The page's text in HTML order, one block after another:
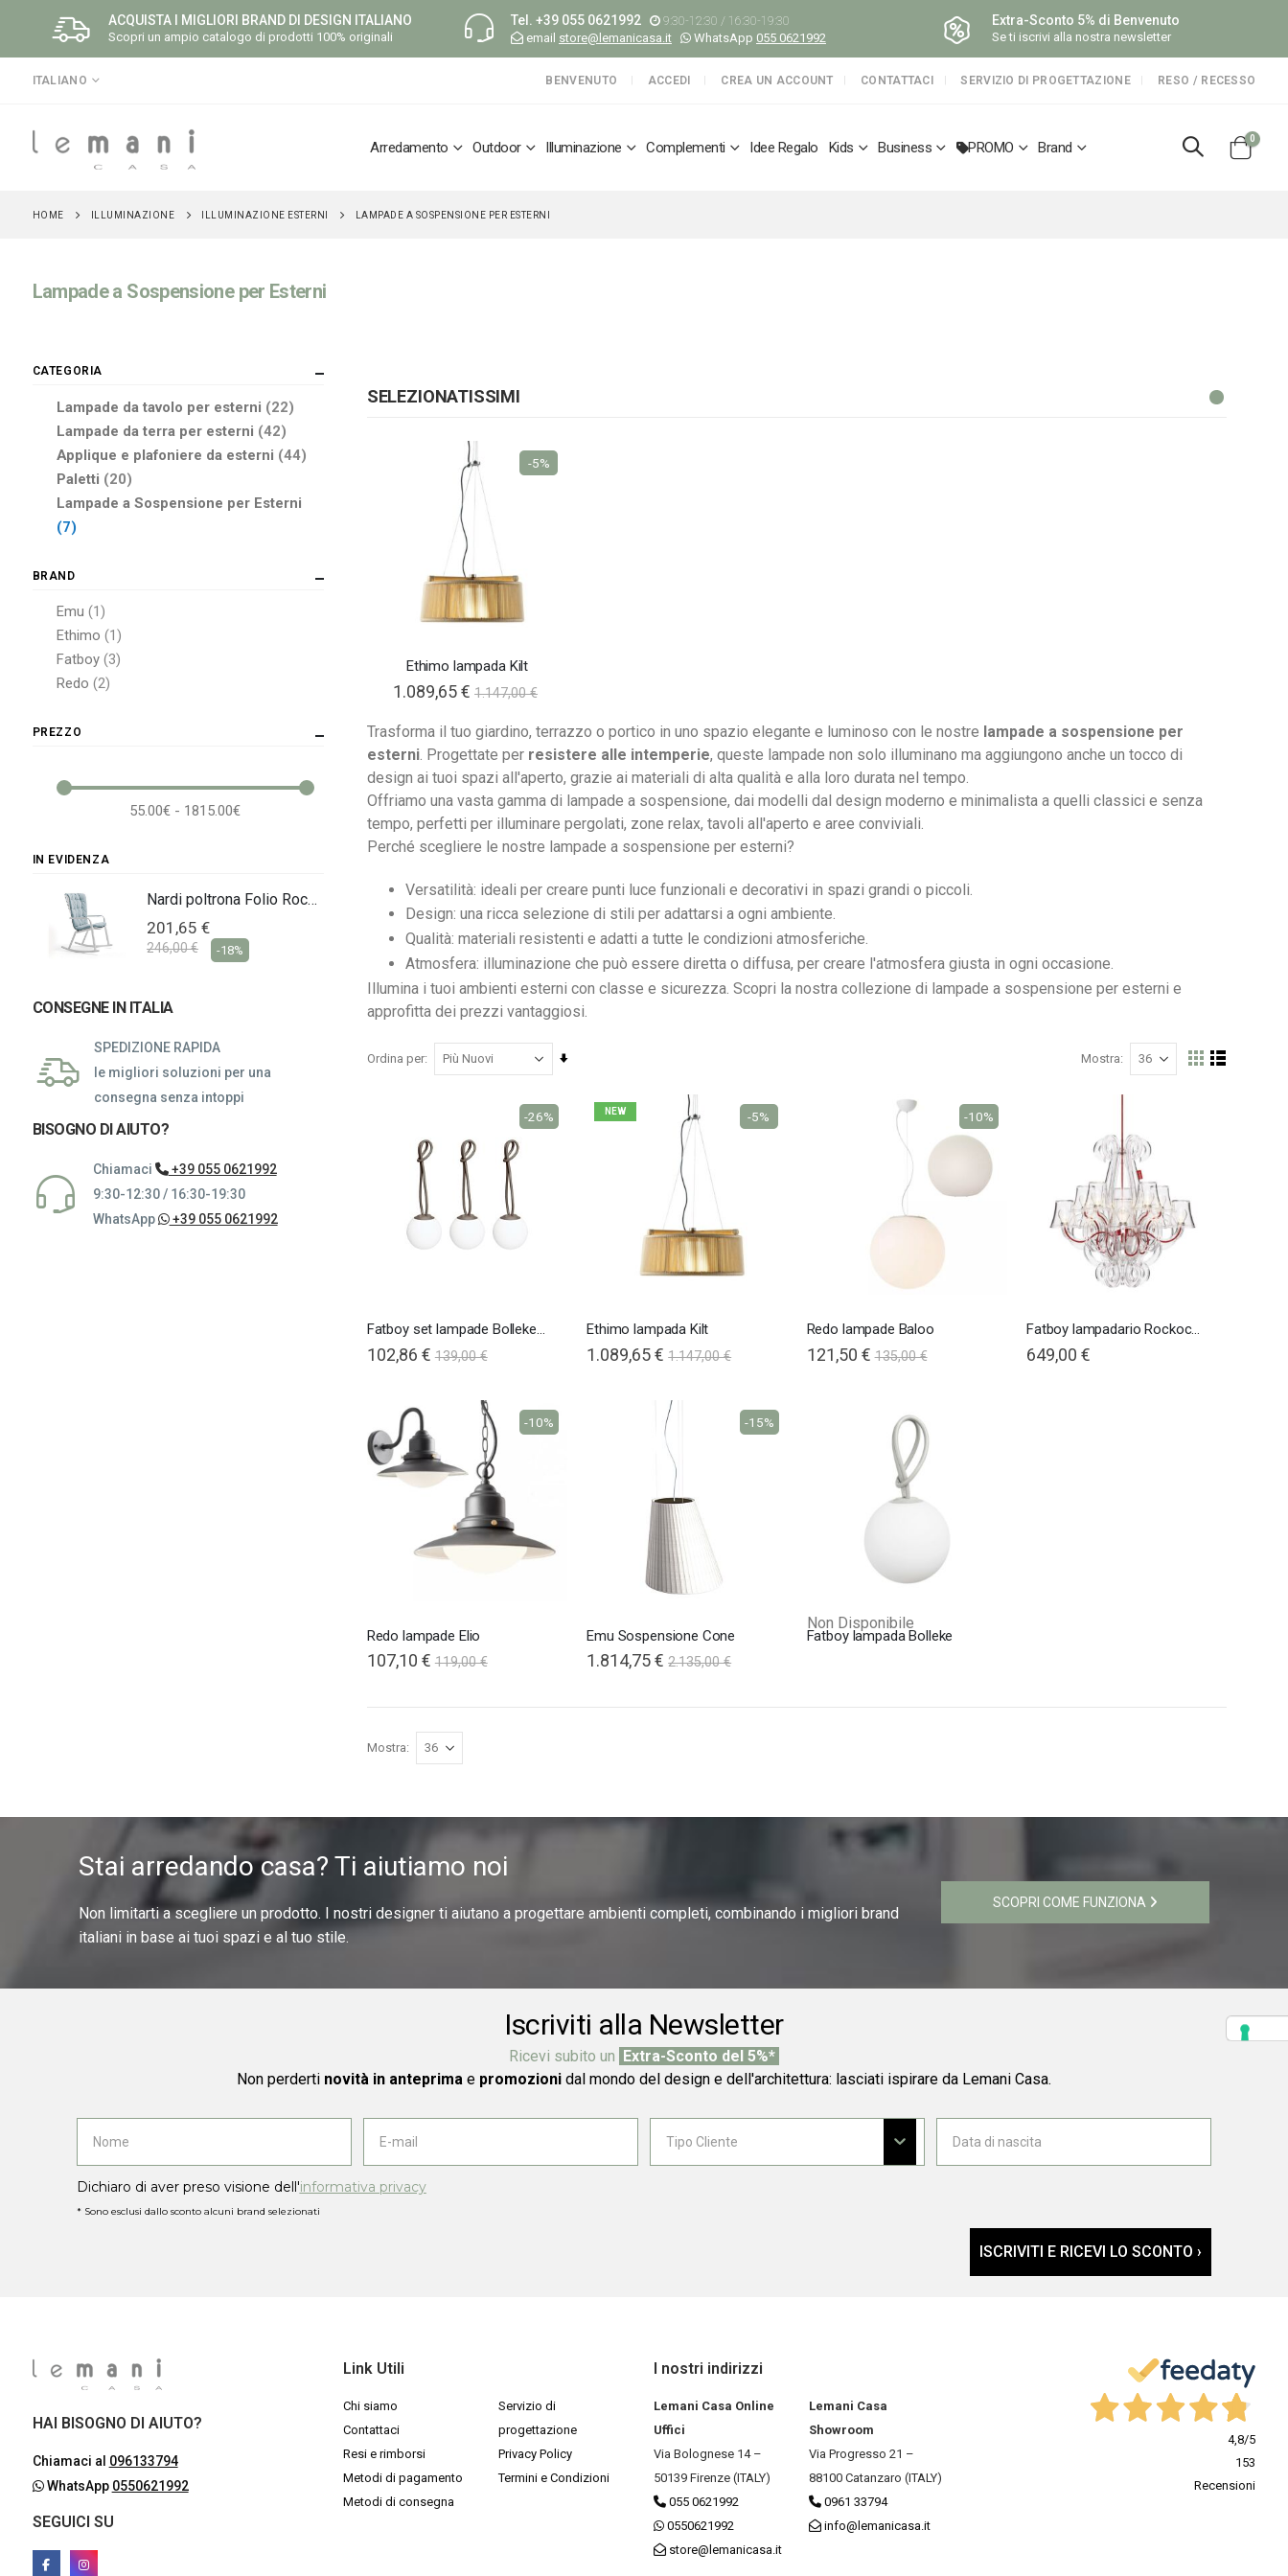
ACQUISTA I MIGLIORI BRAND DI DESIGN ITALIANO
Scopri un ampio catalogo di prodotti 100% originali
Tel. +39 055 0621992
9:30-12:30 / 16:30-19:30
email store@lemanicasa.it WhatsApp 055 0621992
Extra-Sconto 5% di Benvenuto
Se ti iscrivi alla nostra newsletter
LINGUA
ITALIANO BENVENUTO ACCEDI CREA UN ACCOUNT CONTATTACI SERVIZIO DI PROGETTAZIONE RESO / RECESSO
Arredamento Outdoor Illuminazione Complementi Idee Regalo Kids Business PROMO Brand
Cart
0
HOME ILLUMINAZIONE ILLUMINAZIONE ESTERNI LAMPADE A SOSPENSIONE PER ESTERNI
Lampade a Sospensione per Esterni
SELEZIONATISSIMI
Ethimo lampada Kilt
1.089,65 € 1.147,00 €
-5%
Trasforma il tuo giardino, terrazzo o portico in uno spazio elegante e luminoso con le nostre lampade a sospensione per
esterni. Progettate perresistere alle intemperie, queste lampade non solo illuminano ma aggiungono anche un tocco di
design ai tuoi spazi all'aperto, grazie ai materiali di alta qualità e alla loro durata nel tempo.
Offriamo una vasta gamma di lampade a sospensione, dai modelli dal design moderno e minimalista a quelli classici e senza
tempo, perfetti per illuminare pergolati, zone relax, tavoli all'aperto e aree conviviali.
Perché scegliere le nostre lampade a sospensione per esterni?
Versatilità: ideali per creare punti luce funzionali e decorativi in spazi grandi o piccoli.
Design: una ricca selezione di stili per adattarsi a ogni ambiente.
Qualità: materiali resistenti e adatti a tutte le condizioni atmosferiche.
Atmosfera: illuminazione che può essere diretta o diffusa, per creare l'atmosfera giusta in ogni occasione.
Illumina i tuoi ambienti esterni con classe e sicurezza. Scopri la nostra collezione di lampade a sospensione per esterni e
approfitta dei prezzi vantaggiosi.
Ordina per
Imposta
direzione
Mostra
Mostra
Fatboy set lampade Bolleke mini
102,86 € 139,00 €
-26% NEW
Ethimo lampada Kilt
1.089,65 € 1.147,00 €
-5%
Redo lampade Baloo
121,50 € 135,00 €
-10%
Fatboy lampadario Rockococo Transparent
649,00 €
Redo lampade Elio
107,10 € 119,00 €
-10%
Emu Sospensione Cone
Special
Price
1.814,75 € 2.135,00 €
-15%
Non Disponibile
Fatboy lampada Bolleke
Mostra
CATEGORIA
Lampade da tavolo per esterni 22
elementi
Lampade da terra per esterni
42
elementi
Applique e plafoniere da esterni
44
elementi
Paletti
20
elementi
Lampade a Sospensione per Esterni
7
elementi
BRAND
Emu 1
elemento
Ethimo 1
elemento
Fatboy 3
elementi
Redo 2
elementi
PREZZO
55.00€ - 1815.00€
IN EVIDENZA
Nardi poltrona Folio Rocking
201,65 €
246,00 € -18%
Nardi poltrona Folio Rocking
201,65 €
246,00 €
Nardi poltrona Folio Rocking
201,65 €
246,00 €
CONSEGNE IN ITALIA
SPEDIZIONE RAPIDA
le migliori soluzioni per una
consegna senza intoppi
BISOGNO DI AIUTO?
Chiamaci
+39 055 0621992
9:30-12:30 / 16:30-19:30
WhatsApp
+39 055 0621992
Stai arredando casa? Ti aiutiamo noi
Non limitarti a scegliere un prodotto. I nostri designer ti aiutano a progettare ambienti completi, combinando i migliori brand
italiani in base ai tuoi spazi e al tuo stile.
SCOPRI COME FUNZIONA
Iscriviti alla Newsletter
Ricevi subito un
Extra-Sconto del 5%*
Non perderti novità in anteprimae promozionidal mondo del design e dell'architettura: lasciati ispirare da Lemani Casa.
Dichiaro di aver preso visione dell'informativa privacy
* Sono esclusi dallo sconto alcuni brand selezionati
ISCRIVITI E RICEVI LO SCONTO ›
HAI BISOGNO DI AIUTO?
Chiamaci al 096133794
WhatsApp 0550621992
SEGUICI SU
Link Utili
Chi siamo
Contattaci
Resi e rimborsi
Metodi di pagamento
Metodi di consegna
Servizio di
progettazione
Privacy Policy
Termini e Condizioni
I nostri indirizzi
Lemani Casa Online
Uffici
Via Bolognese 14 –
50139 Firenze (ITALY)
055 0621992
0550621992
store@lemanicasa.it
Lemani Casa
Showroom
Via Progresso 21 –
88100 Catanzaro (ITALY)
0961 33794
info@lemanicasa.it
4,8/5
153
Recensioni